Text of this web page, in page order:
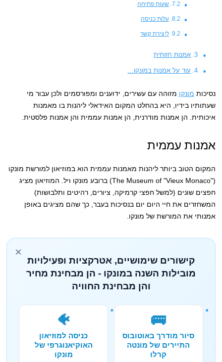
שעות פתיחה
עלות כניסה
ליצירת קשר
אמנות חזותית
עוד על אמנות במונקו…
נסיכות מונקו מזוהה עם עשירים, ידוענים ומפורסמים ולכן עבור מי
שעתותיו בידיו, היא בהחלט המקום האידאלי ליהנות בו מאמנות
איכותית. הן אמנות מודרנית, הן אמנות עממית והן אמנות פלסטית.
אמנות עממית
המקום הטוב ביותר ליהנות מאמנות עממית הוא במוזיאון למורשת מונקו
("The Museum of "Vieux Monaco) ברובע מונקו ויל. המוזיאון מציג
חפצים שונים (למשל חפצי קרמיקה, ציורים, רהיטים ותלבושות)
המשחזרים את חיי היום יום בנסיכות בעבר, כך שהם מציגים באופן
אמנותי את המורשת של מונקו.
×
קישורים שימושיים, אטרקציות ופעילויות
מובילות השנה במונקו - הן מבחינת מחיר
והן מבחינת החוויה
🚌
סיור מודרך באוטובוס
התיירים של מונטה
קרלו
🐠
כניסה למוזיאון
האוקיאנוגרפי של
מונקו